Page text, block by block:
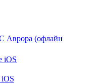
Аврора (офлайн
iOS